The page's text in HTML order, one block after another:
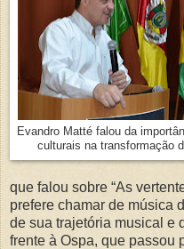
Evandro Matté falou da
culturais na transformação
que falou sobre “As
prefere chamar de música
de sua trajetória musical e
frente à Ospa, que passou